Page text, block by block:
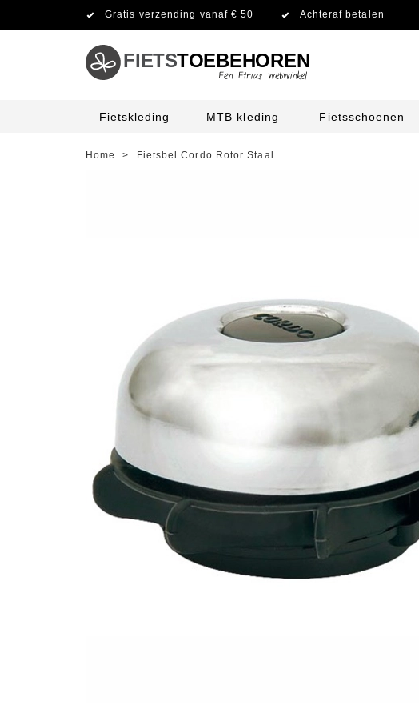
Gratis verzending vanaf € 50 Achteraf betalen
FIETSTOEBEHOREN
Fietskleding MTB kleding Fietsschoenen
Home > Fietsbel Cordo Rotor Staal